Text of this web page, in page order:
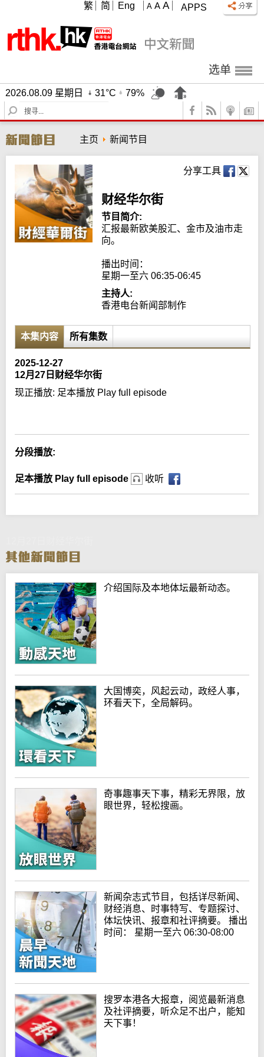
APPS
A A A
繁 简 Eng
选单
2026.08.09 星期日 31°C
79%
S
e
r
c
h
主页 新闻节目
分享工具
财经华尔街
节目简介:
汇报最新欧美股汇、金市及油市走
向。
播出时间：
星期一至六 06:35-06:45
主持人:
香港电台新闻部制作
本集内容 所有集数
2025-12-27
12月27日财经华尔街
现正播放: 足本播放 Play full episode
分段播放:
足本播放 Play full episode 收听
介绍国际及本地体坛最新动态。
大国博奕，风起云动，政经人事，
环看天下，全局解码。
奇事趣事天下事，精彩无界限，放
眼世界，轻松搜画。
新闻杂志式节目，包括详尽新闻、
财经消息、时事特写、专题探讨、
体坛快讯、报章和社评摘要。 播出
时间： 星期一至六 06:30-08:00
搜罗本港各大报章，阅览最新消息
及社评摘要，听众足不出户，能知
天下事！